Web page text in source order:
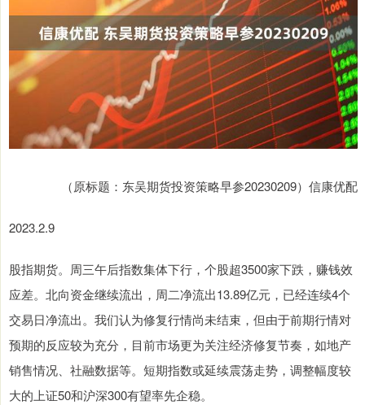
（原标题：东吴期货投资策略早参20230209）信康优配
2023.2.9
股指期货。周三午后指数集体下行，个股超3500家下跌，赚钱效
应差。北向资金继续流出，周二净流出13.89亿元，已经连续4个
交易日净流出。我们认为修复行情尚未结束，但由于前期行情对
预期的反应较为充分，目前市场更为关注经济修复节奏，如地产
销售情况、社融数据等。短期指数或延续震荡走势，调整幅度较
大的上证50和沪深300有望率先企稳。